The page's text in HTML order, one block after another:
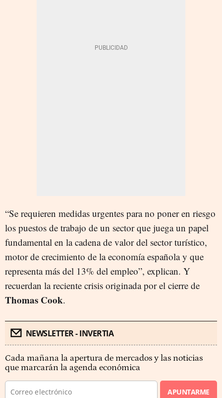
“Se requieren medidas urgentes para no poner en riesgo
los puestos de trabajo de un sector que juega un papel
fundamental en la cadena de valor del sector turístico,
motor de crecimiento de la economía española y que
representa más del 13% del empleo”, explican. Y
recuerdan la reciente crisis originada por el cierre de
Thomas Cook.
NEWSLETTER - INVERTIA
Cada mañana la apertura de mercados y las noticias
que marcarán la agenda económica
APUNTARME